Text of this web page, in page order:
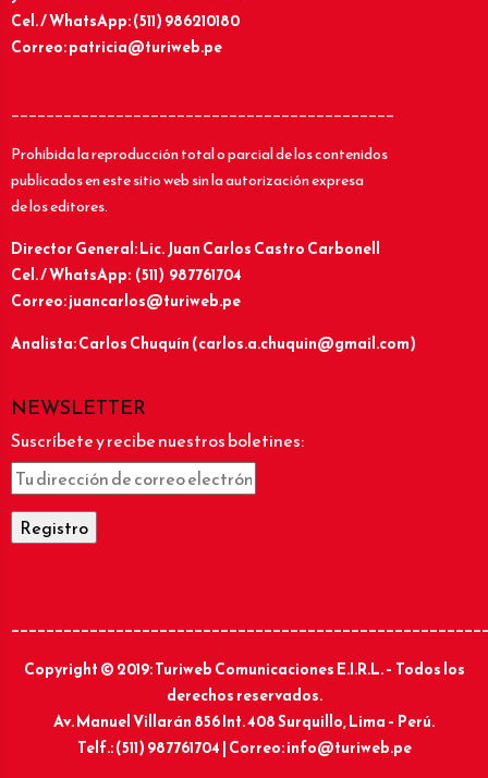
Cel. / WhatsApp: (511) 986210180
Correo: patricia@turiweb.pe
____________________________________________
Prohibida la reproducción total o parcial de los contenidos
publicados en este sitio web sin la autorización expresa
de los editores.
Director General: Lic.Juan Carlos Castro Carbonell
Cel. / WhatsApp: (511) 987761704
Correo: juancarlos@turiweb.pe
Analista: Carlos Chuquín (carlos.a.chuquin@gmail.com)
NEWSLETTER
Suscríbete y recibe nuestros boletines:
Copyright © 2019: Turiweb Comunicaciones E.I.R.L. – Todos los
derechos reservados.
Av. Manuel Villarán 856 Int. 408 Surquillo, Lima – Perú.
Telf.: (511) 987761704 | Correo: info@turiweb.pe